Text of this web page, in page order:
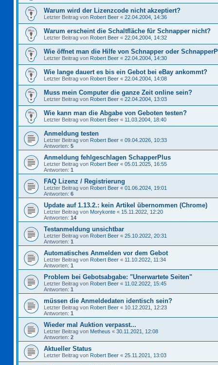
Warum wird der Lizenzcode nicht akzeptiert?
Letzter Beitrag von Robert Beer « 22.04.2004, 14:36
Warum erscheint die Schaltfläche für Schnapper nicht?
Letzter Beitrag von Robert Beer « 22.04.2004, 14:32
Wie öffnet man die Hilfe von Schnapper oder
Letzter Beitrag von Robert Beer « 22.04.2004, 14:30
Wie lange dauert es bis ein Gebot bei eBay ankommt?
Letzter Beitrag von Robert Beer « 22.04.2004, 14:08
Muss mein Computer die ganze Zeit online sein?
Letzter Beitrag von Robert Beer « 22.04.2004, 13:03
Wie kann man die Abgabe von Geboten testen?
Letzter Beitrag von Robert Beer « 11.03.2004, 18:40
Anmeldung testen
Letzter Beitrag von Robert Beer « 09.04.2026, 10:33
Antworten: 5
Anmeldung fehlgeschlagen SchapperPlus
Letzter Beitrag von Robert Beer « 05.01.2025, 16:55
Antworten: 1
FAQ Lizenz / Registrierung
Letzter Beitrag von Robert Beer « 01.06.2024, 19:01
Antworten: 6
Update auf 1.13.2.: kein Artikel übernommen (Chrome)
Letzter Beitrag von Morykonte « 15.11.2022, 12:20
Antworten: 14
Testanmeldung unsichtbar
Letzter Beitrag von Robert Beer « 25.10.2022, 20:31
Antworten: 1
Automatisches Anmelden vor dem Gebot
Letzter Beitrag von Robert Beer « 11.10.2022, 11:34
Antworten: 1
Problem bei Gebotsabgabe: "Unerwartete Seiten"
Letzter Beitrag von Robert Beer « 11.02.2022, 15:45
Antworten: 1
müssen die Anmeldedaten identisch sein?
Letzter Beitrag von Robert Beer « 10.12.2021, 12:23
Antworten: 1
Wieder mal Auktion verpasst...
Letzter Beitrag von Metheus « 30.11.2021, 12:08
Antworten: 2
Aktueller Status
Letzter Beitrag von Robert Beer « 25.11.2021, 13:03